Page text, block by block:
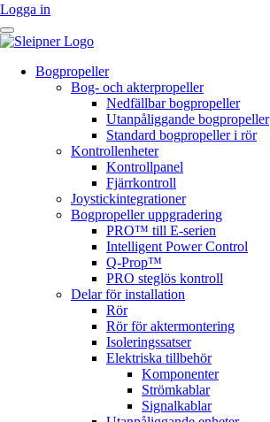
Logga in
Bogpropeller
Bog- och akterpropeller
Nedfällbar bogpropeller
Utanpåliggande bogpropeller
Standard bogpropeller i rör
Kontrollenheter
Kontrollpanel
Fjärrkontroll
Joystickintegrationer
Bogpropeller uppgradering
PRO™ till E-serien
Intelligent Power Control
Q-Prop™
PRO steglös kontroll
Delar för installation
Rör
Rör för aktermontering
Isoleringssatser
Elektriska tillbehör
Komponenter
Strömkablar
Signalkablar